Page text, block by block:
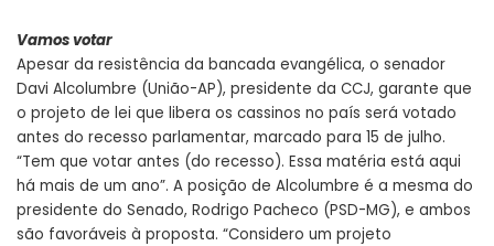
Vamos votar
Apesar da resistência da bancada evangélica, o senador
Davi Alcolumbre (União-AP), presidente da CCJ, garante que
o projeto de lei que libera os cassinos no país será votado
antes do recesso parlamentar, marcado para 15 de julho.
“Tem que votar antes (do recesso). Essa matéria está aqui
há mais de um ano”. A posição de Alcolumbre é a mesma do
presidente do Senado, Rodrigo Pacheco (PSD-MG), e ambos
são favoráveis à proposta. “Considero um projeto